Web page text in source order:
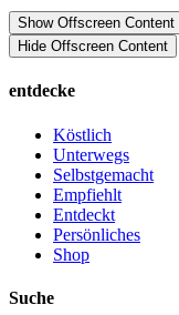
Show Offscreen Content
Hide Offscreen Content
entdecke
Köstlich
Unterwegs
Selbstgemacht
Empfiehlt
Entdeckt
Persönliches
Shop
Suche